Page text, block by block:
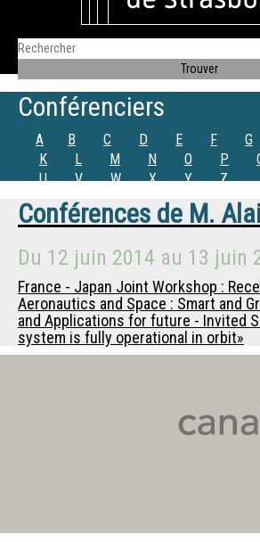
Conférenciers
A B C D E F G
K
L M N O P
U
V W X Y Z
Conférences de M.
Du 12 juin 2014 au 13 juin
France - Japan Joint Workshop :
Aeronautics and Space : Smart and
and Applications for future - Invited
system is fully operational in orbit»